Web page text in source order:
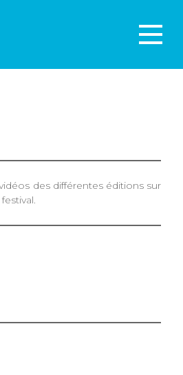
des différentes éditions sur